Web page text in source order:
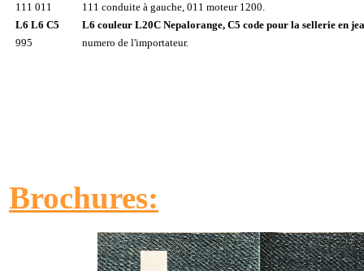
111 011
111 conduite à gauche, 011 moteur 1200.
L6 L6 C5
L6 couleur L20C Nepalorange, C5 code pour la sellerie en
995
numero de l'importateur.
Brochures: